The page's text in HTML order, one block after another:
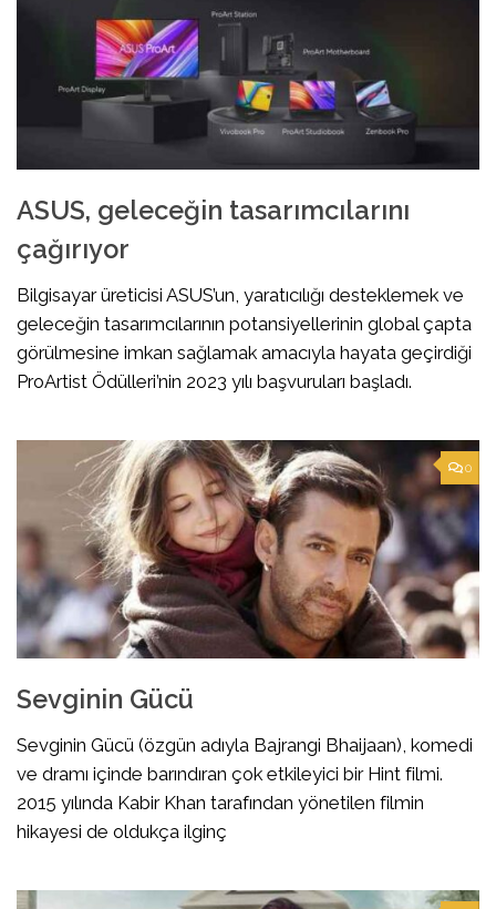
ASUS, geleceğin tasarımcılarını
çağırıyor
Bilgisayar üreticisi ASUS’un, yaratıcılığı desteklemek ve
geleceğin tasarımcılarının potansiyellerinin global çapta
görülmesine imkan sağlamak amacıyla hayata geçirdiği
ProArtist Ödülleri’nin 2023 yılı başvuruları başladı.
0
Sevginin Gücü
Sevginin Gücü (özgün adıyla Bajrangi Bhaijaan), komedi
ve dramı içinde barındıran çok etkileyici bir Hint filmi.
2015 yılında Kabir Khan tarafından yönetilen filmin
hikayesi de oldukça ilginç